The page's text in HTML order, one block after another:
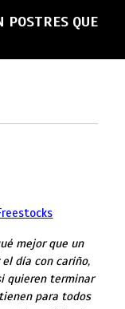
POSTRES QUE
mejor que un
día con cariño,
quieren terminar
para todos